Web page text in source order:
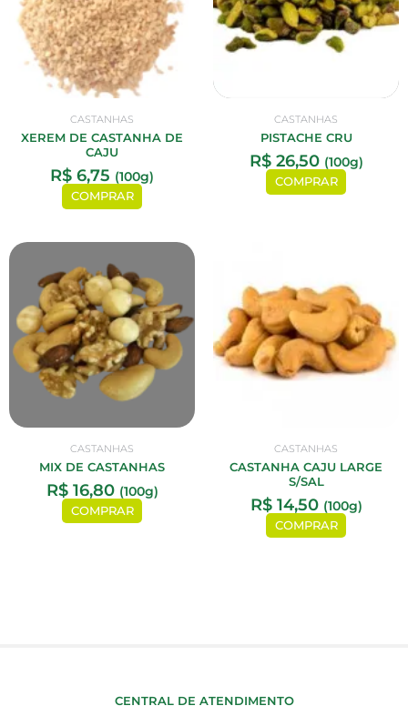
CASTANHAS
XEREM DE CASTANHA DE
CAJU
R$ 6,75 (100g)
COMPRAR
CASTANHAS
PISTACHE CRU
R$26,50 (100g)
COMPRAR
CASTANHAS
MIX DE CASTANHAS
R$16,80 (100g)
COMPRAR
CASTANHAS
CASTANHA CAJU LARGE
S/SAL
R$14,50 (100g)
COMPRAR
CENTRAL DE ATENDIMENTO